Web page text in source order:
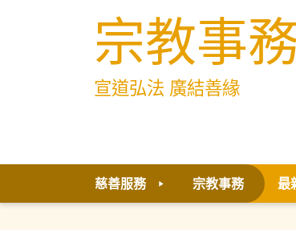
宗教事
宣道弘法 廣結善緣
慈善服務 宗教事務 最